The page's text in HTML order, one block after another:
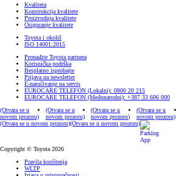
Kvaliteta
Konstrukcija kvalitete
Proizvodnja kvalitete
Osiguranje kvalitete
Toyota i okoliš
ISO 14001:2015
Pronađite Toyota partnera
Korisnička podrška
Besplatno isprobajte
Prijava na newsletter
E-naručivanje na servis
EUROCARE TELEFON (Lokalni): 0800 20 215
EUROCARE TELEFON (Međunarodni): +387 33 606 000
(Otvara se u
novom prozoru)
(Otvara se u
novom prozoru)
(Otvara se u
novom prozoru)
(Otvara se u
novom prozoru)
(Otvara se u novom prozoru)(Otvara se u novom prozoru)
Copyright © Toyota 2026
Pravila korištenja
WLTP